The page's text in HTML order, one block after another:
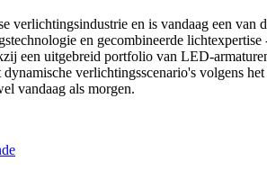
en is vandaag een
en gecombineerde
een uitgebreid portfolio van LED-
verlichtingsscenario's volgens
vandaag als morgen.